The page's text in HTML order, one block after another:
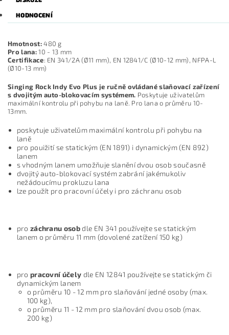
HODNOCENÍ
Hmotnost:480 g
Pro lana:10 - 13 mm
Certifikace: EN 341/2A (Ø11 mm), EN 12841/C (Ø10-12 mm), NFPA-L
(Ø10-13 mm)
Singing Rock Indy Evo Plus je ručně ovládané slaňovací zařízení
s dvojitým auto-blokovacím systémem. Poskytuje uživatelům
maximální kontrolu při pohybu na laně. Pro lana o průměru 10-
13mm.
poskytuje uživatelům maximální kontrolu při pohybu na
laně
pro pouižití se statickým (EN 1891) i dynamickým (EN 892)
lanem
s vhodným lanem umožňuje slanění dvou osob současně
dvojitý auto-blokovací systém zabrání jakémukoliv
nežádoucímu prokluzu lana
lze použít pro pracovní účely i pro záchranu osob
pro záchranu osobdle EN 341 používejte se statickým
lanem o průměru 11 mm (dovolené zatížení 150 kg)
pro pracovní účely dle EN 12841 používejte se statickým či
dynamickým lanem
o průměru 10 - 12 mm pro slaňování jedné osoby (max.
100 kg),
o průměru 11 - 12 mm pro slaňování dvou osob (max.
200 kg)